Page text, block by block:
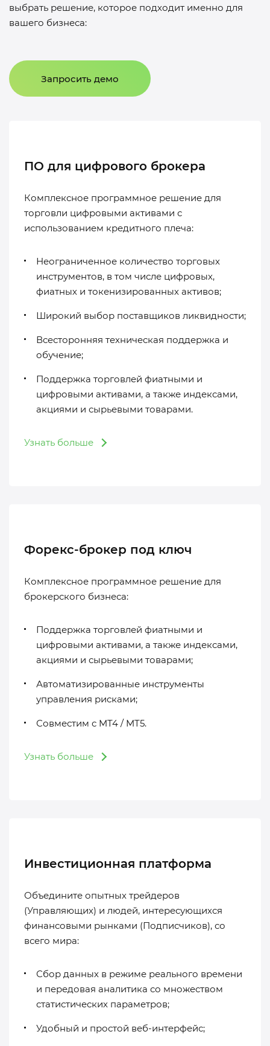
выбрать решение, которое подходит именно для
вашего бизнеса:
Запросить демо
ПО для цифрового брокера
Комплексное программное решение для
торговли цифровыми активами с
использованием кредитного плеча:
Неограниченное количество торговых
инструментов, в том числе цифровых,
фиатных и токенизированных активов;
Широкий выбор поставщиков ликвидности;
Всесторонняя техническая поддержка и
обучение;
Поддержка торговлей фиатными и
цифровыми активами, а также индексами,
акциями и сырьевыми товарами.
Узнать больше
Форекс-брокер под ключ
Комплексное программное решение для
брокерского бизнеса:
Поддержка торговлей фиатными и
цифровыми активами, а также индексами,
акциями и сырьевыми товарами;
Автоматизированные инструменты
управления рисками;
Совместим с MT4 / MT5.
Узнать больше
Инвестиционная платформа
Объедините опытных трейдеров
(Управляющих) и людей, интересующихся
финансовыми рынками (Подписчиков), со
всего мира:
Сбор данных в режиме реального времени
и передовая аналитика со множеством
статистических параметров;
Удобный и простой веб-интерфейс;